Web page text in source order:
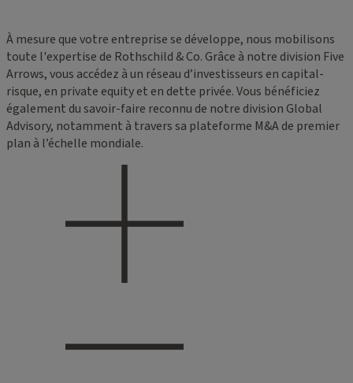
À mesure que votre entreprise se développe, nous mobilisons
toute l'expertise de Rothschild & Co. Grâce à notre division Five
Arrows, vous accédez à un réseau d’investisseurs en capital-
risque, en private equity et en dette privée. Vous bénéficiez
également du savoir-faire reconnu de notre division Global
Advisory, notamment à travers sa plateforme M&A de premier
plan à l’échelle mondiale.